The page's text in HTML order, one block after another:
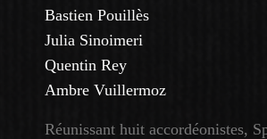
Bastien Pouillès
Julia Sinoimeri
Quentin Rey
Ambre Vuillermoz
Réunissant huit accordéonistes,